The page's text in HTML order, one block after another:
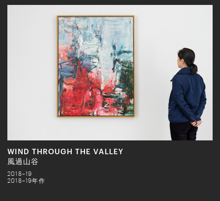
WIND THROUGH THE VALLEY
風過山谷
2018–19
2018–19年作